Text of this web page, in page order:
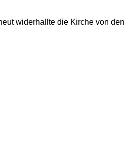
widerhallte die Kirche von